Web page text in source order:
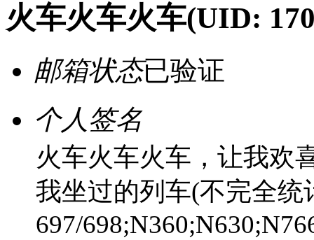
火车火车火车(UID:
邮箱状态已验证
个人签名
火车火车火车，让我欢
我坐过的列车(不完全统
697/